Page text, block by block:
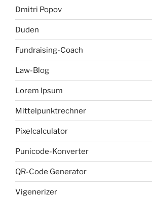
Dmitri Popov
Duden
Fundraising-Coach
Law-Blog
Lorem Ipsum
Mittelpunktrechner
Pixelcalculator
Punicode-Konverter
QR-Code Generator
Vigenerizer